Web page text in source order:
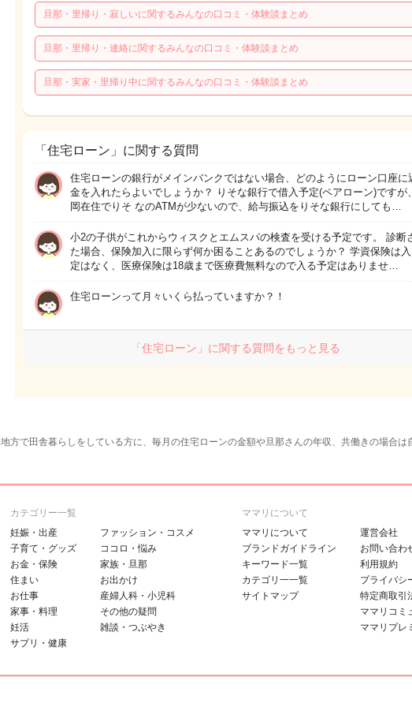
旦那・里帰り・寂しいに関するみんなの口コミ・体験談まとめ
旦那・里帰り・連絡に関するみんなの口コミ・体験談まとめ
旦那・実家・里帰り中に関するみんなの口コミ・体験談まとめ
「住宅ローン」に関する質問
住宅ローンの銀行がメインバンクではない場合、どのようにローン口座に
金を入れたらよいでしょうか？ りそな銀行で借入予定(ペアローン)ですが
岡在住でりそ なのATMが少ないので、給与振込をりそな銀行にしても…
小2の子供がこれからウィスクとエムスパの検査を受ける予定です。 診断
た場合、保険加入に限らず何か困ることあるのでしょうか？ 学資保険は
定はなく、医療保険は18歳まで医療費無料なので入る予定はありませ…
住宅ローンって月々いくら払っていますか？！
「住宅ローン」に関する質問をもっと見る
地方で田舎暮らしをしている方に、毎月の住宅ローンの金額や旦那さんの年収、共働きの場合は
カテゴリー一覧
妊娠・出産
子育て・グッズ
お金・保険
住まい
お仕事
家事・料理
妊活
サプリ・健康
ファッション・コスメ
ココロ・悩み
家族・旦那
お出かけ
産婦人科・小児科
その他の疑問
雑談・つぶやき
ママリについて
ママリについて
ブランドガイドライン
キーワード一覧
カテゴリ一一覧
サイトマップ
運営会社
お問い合わ
利用規約
プライバシ
特定商取引
ママリコミ
ママリプレ